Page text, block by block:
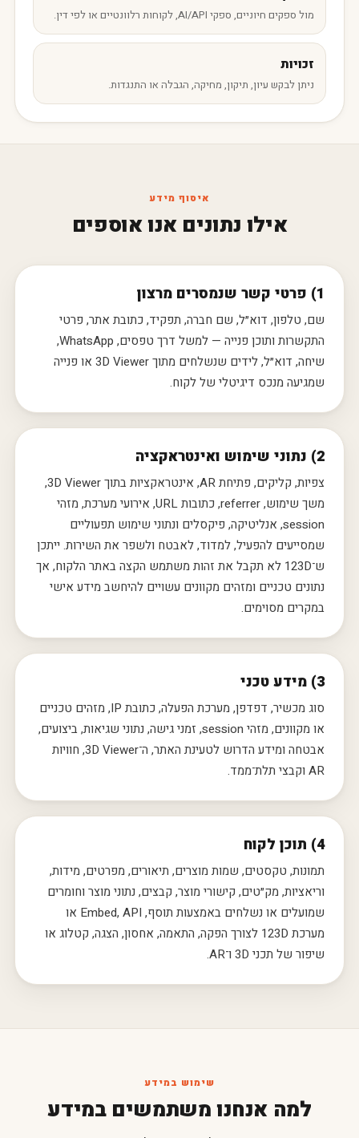
מול ספקים חיוניים, ספקי AI/API, לקוחות רלוונטיים או לפי דין.
זכויות
ניתן לבקש עיון, תיקון, מחיקה, הגבלה או התנגדות.
איסוף מידע
אילו נתונים אנו אוספים
1) פרטי קשר שנמסרים מרצון
שם, טלפון, דוא״ל, שם חברה, תפקיד, כתובת אתר, פרטי
התקשרות ותוכן פנייה — למשל דרך טפסים, WhatsApp,
שיחה, דוא״ל, לידים שנשלחים מתוך 3D Viewer או פנייה
שמגיעה מנכס דיגיטלי של לקוח.
2) נתוני שימוש ואינטראקציה
צפיות, קליקים, פתיחת AR, אינטראקציות בתוך 3D Viewer,
משך שימוש, referrer, כתובות URL, אירועי מערכת, מזהי
session, אנליטיקה, פיקסלים ונתוני שימוש תפעוליים
שמסייעים להפעיל, למדוד, לאבטח ולשפר את השירות. ייתכן
ש־123D לא תקבל את זהות משתמש הקצה באתר הלקוח, אך
נתונים טכניים ומזהים מקוונים עשויים להיחשב מידע אישי
במקרים מסוימים.
3) מידע טכני
סוג מכשיר, דפדפן, מערכת הפעלה, כתובת IP, מזהים טכניים
או מקוונים, מזהי session, זמני גישה, נתוני שגיאות, ביצועים,
אבטחה ומידע הדרוש לטעינת האתר, ה־3D Viewer, חוויות
AR וקבצי תלת־ממד.
4) תוכן לקוח
תמונות, טקסטים, שמות מוצרים, תיאורים, מפרטים, מידות,
וריאציות, מק״טים, קישורי מוצר, קבצים, נתוני מוצר וחומרים
שמועלים או נשלחים באמצעות תוסף, Embed, API או
מערכת 123D לצורך הפקה, התאמה, אחסון, הצגה, קטלוג או
שיפור של תכני 3D ו־AR.
שימוש במידע
למה אנחנו משתמשים במידע